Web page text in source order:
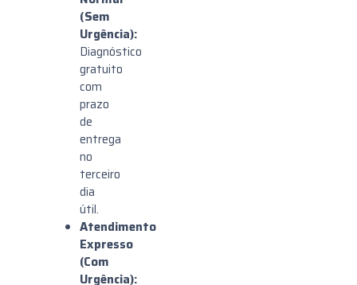
(Sem
Urgência):
Diagnóstico
gratuito
com
prazo
de
entrega
no
terceiro
dia
útil.
Atendimento
Expresso
(Com
Urgência):